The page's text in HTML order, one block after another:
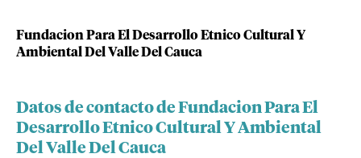
Fundacion Para El Desarrollo Etnico Cultural Y
Ambiental Del Valle Del Cauca
Datos de contacto de Fundacion Para El
Desarrollo Etnico Cultural Y Ambiental
Del Valle Del Cauca